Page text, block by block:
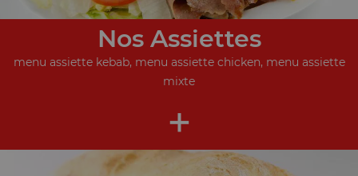
Nos Assiettes
menu assiette kebab, menu assiette chicken, menu assiette
mixte
+